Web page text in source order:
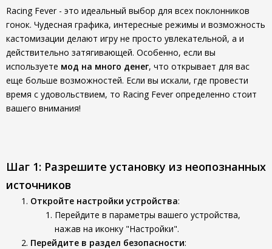
Racing Fever - это идеальный выбор для всех поклонников
гонок. Чудесная графика, интересные режимы и возможность
кастомизации делают игру не просто увлекательной, а и
действительно затягивающей. Особенно, если вы
используете мод на много денег, что открывает для вас
еще больше возможностей. Если вы искали, где провести
время с удовольствием, то Racing Fever определенно стоит
вашего внимания!
Шаг 1: Разрешите установку из неопознанных
источников
Откройте настройки устройства:
Перейдите в параметры вашего устройства,
нажав на иконку "Настройки".
Перейдите в раздел безопасности: